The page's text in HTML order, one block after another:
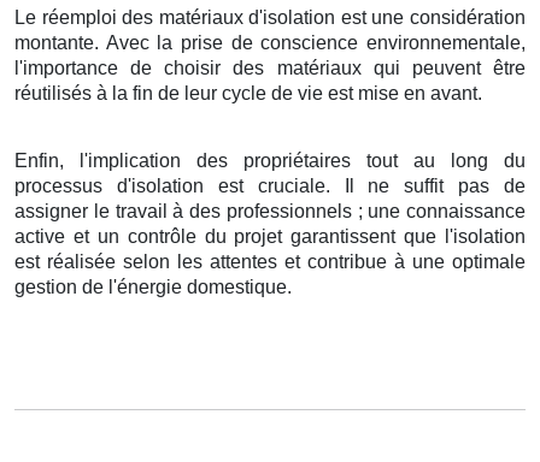
Le réemploi des matériaux d'isolation est une considération
montante. Avec la prise de conscience environnementale,
l'importance de choisir des matériaux qui peuvent être
réutilisés à la fin de leur cycle de vie est mise en avant.
Enfin, l'implication des propriétaires tout au long du
processus d'isolation est cruciale. Il ne suffit pas de
assigner le travail à des professionnels ; une connaissance
active et un contrôle du projet garantissent que l'isolation
est réalisée selon les attentes et contribue à une optimale
gestion de l'énergie domestique.